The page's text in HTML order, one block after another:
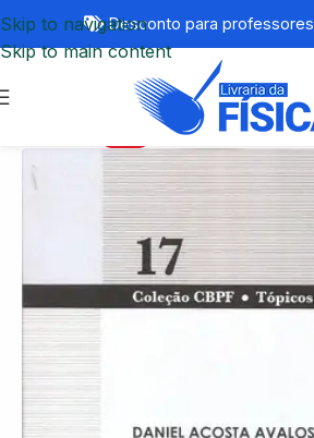
Skip to navigation
Skip to main content
Desconto para professores,